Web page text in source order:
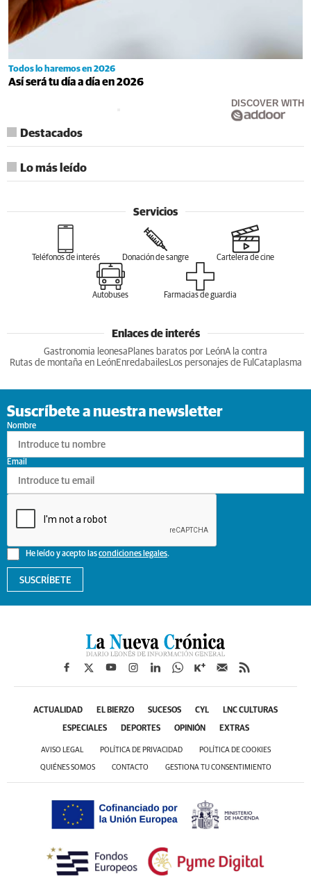
Todos lo haremos en 2026
Así será tu día a día en 2026
DISCOVER WITH
Destacados
Lo más leído
Servicios
Teléfonos de interés Donación de sangre Cartelera de cine
Autobuses Farmacias de guardia
Enlaces de interés
Gastronomia leonesa Planes baratos por LeónA la contra
Rutas de montaña en LeónEnredabailesLos personajes de Ful Cataplasma
Suscríbete a nuestra newsletter
Nombre
He leído y acepto lascondiciones legales.
Email
SUSCRÍBETE
ACTUALIDAD EL BIERZO SUCESOS CYL LNC CULTURAS
ESPECIALES DEPORTES OPINIÓN EXTRAS
AVISO LEGAL POLÍTICA DE PRIVACIDAD POLÍTICA DE COOKIES
QUIÉNES SOMOS CONTACTO GESTIONA TU CONSENTIMIENTO